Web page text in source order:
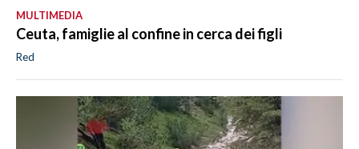
MULTIMEDIA
Ceuta, famiglie al confine in cerca dei figli
Red